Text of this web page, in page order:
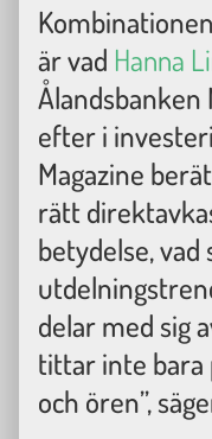
är vad Hanna
Ålandsbanken
efter i
Magazine
rätt
betydelse, vad
delar med sig
tittar inte bara
och ören”,